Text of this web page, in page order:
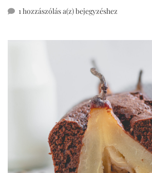
1 hozzászólás a(z)sült
bejegyzéshez